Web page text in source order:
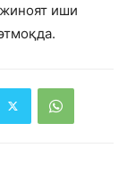
иши